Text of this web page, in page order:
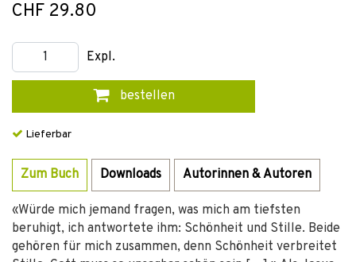
CHF 29.80
Expl.
bestellen
Lieferbar
Zum Buch Downloads Autorinnen & Autoren
«Würde mich jemand fragen, was mich am tiefsten
beruhigt, ich antwortete ihm: Schönheit und Stille. Beide
gehören für mich zusammen, denn Schönheit verbreitet